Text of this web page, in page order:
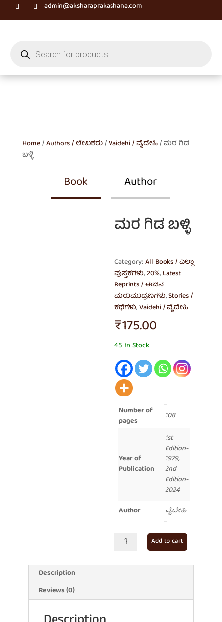
admin@aksharaprakashana.com
search
Home/Authors / ಲೇಖಕರು/Vaidehi / ವೈದೇಹಿ/ ಮರ ಗಿಡ
ಬಳ್ಳಿ
Book Author
ಮರ ಗಿಡ ಬಳ್ಳಿ
Category:All Books / ಎಲ್ಲಾ
ಪುಸ್ತಕಗಳು,20%, Latest
Reprints / ಈಚಿನ
ಮರುಮುದ್ರಣಗಳು,Stories /
ಕಥೆಗಳು,Vaidehi / ವೈದೇಹಿ
₹175.00
45 In Stock
Number of
pages
108
Year of
Publication
1st
Edition-
1979,
2nd
Edition-
2024
Author
ವೈದೇಹಿ
ಮರ
Add to cart
Description
Reviews (0)